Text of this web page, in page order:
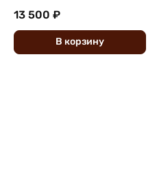
13 500 ₽
В корзину